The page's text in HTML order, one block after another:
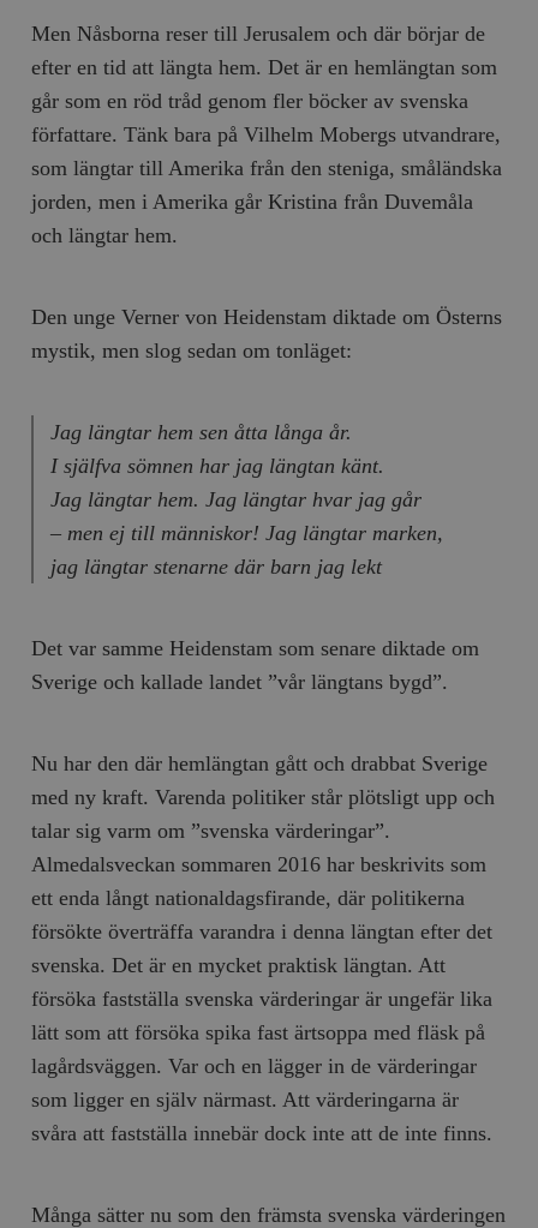
Men Nåsborna reser till Jerusalem och där börjar de
efter en tid att längta hem. Det är en hemlängtan som
går som en röd tråd genom fler böcker av svenska
författare. Tänk bara på Vilhelm Mobergs utvandrare,
som längtar till Amerika från den steniga, småländska
jorden, men i Amerika går Kristina från Duvemåla
och längtar hem.
Den unge Verner von Heidenstam diktade om Österns
mystik, men slog sedan om tonläget:
Jag längtar hem sen åtta långa år.
I själfva sömnen har jag längtan känt.
Jag längtar hem. Jag längtar hvar jag går
– men ej till människor! Jag längtar marken,
jag längtar stenarne där barn jag lekt
Det var samme Heidenstam som senare diktade om
Sverige och kallade landet ”vår längtans bygd”.
Nu har den där hemlängtan gått och drabbat Sverige
med ny kraft. Varenda politiker står plötsligt upp och
talar sig varm om ”svenska värderingar”.
Almedalsveckan sommaren 2016 har beskrivits som
ett enda långt nationaldagsfirande, där politikerna
försökte överträffa varandra i denna längtan efter det
svenska. Det är en mycket praktisk längtan. Att
försöka fastställa svenska värderingar är ungefär lika
lätt som att försöka spika fast ärtsoppa med fläsk på
lagårdsväggen. Var och en lägger in de värderingar
som ligger en själv närmast. Att värderingarna är
svåra att fastställa innebär dock inte att de inte finns.
Många sätter nu som den främsta svenska värderingen